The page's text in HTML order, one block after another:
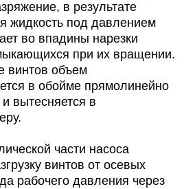
в результате
жидкость под давлением
во впадины нарезки
при их вращении.
винтов объем
в обойме прямолинейно
вытесняется в
части насоса
винтов от осевых
рабочего давления через